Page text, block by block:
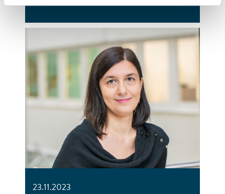
23.11.2023